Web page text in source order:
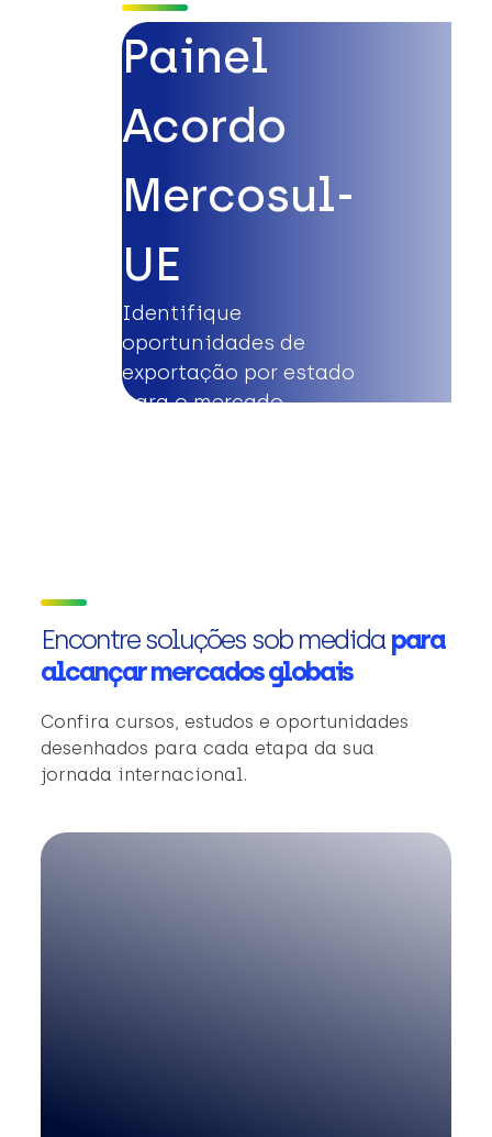
Painel
Acordo
Mercosul-
UE
Identifique
oportunidades de
exportação por estado
para o mercado
Encontre soluções sob medidapara
alcançar mercados globais
Confira cursos, estudos e oportunidades
desenhados para cada etapa da sua
jornada internacional.